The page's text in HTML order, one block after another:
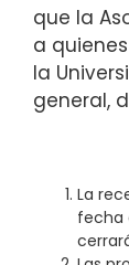
que la
a
la
general,
La
fecha